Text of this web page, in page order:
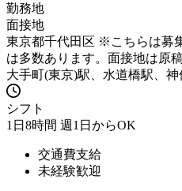
勤務地
面接地
東京都千代田区 ※こちらは募
は多数あります。面接地は原
大手町(東京)駅、水道橋駅、神
シフト
1日8時間 週1日からOK
交通費支給
未経験歓迎